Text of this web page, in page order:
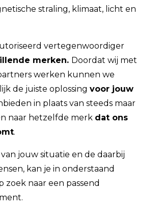
straling, klimaat, licht en
vertegenwoordiger
merken. Doordat wij met
werken kunnen we
de juiste oplossing voor jouw
in plaats van steeds maar
naar hetzelfde merk dat ons
.
jouw situatie en de daarbij
kan je in onderstaand
zoek naar een passend